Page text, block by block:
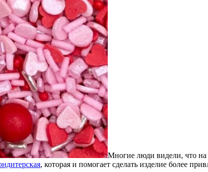
Многие люди видели, что на
, которая и помогает сделать изделие более